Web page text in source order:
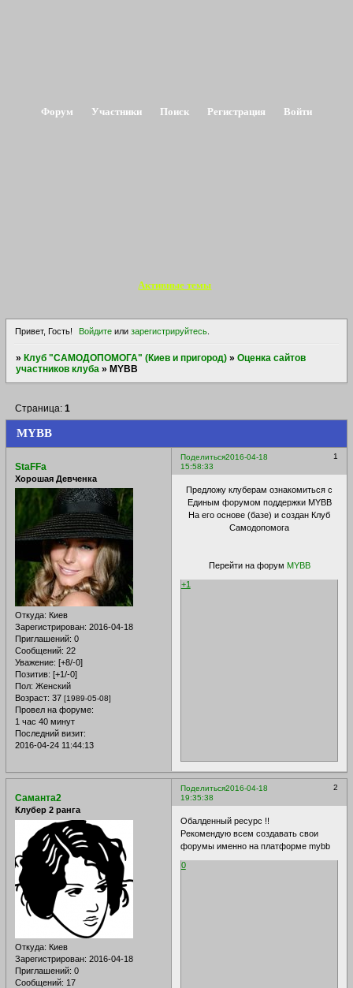
Форум Участники Поиск Регистрация Войти
Активные темы
Привет, Гость! Войдите илизарегистрируйтесь
» Клуб "САМОДОПОМОГА" (Киев и пригород) » Оценка сайтов
участников клуба » MYBB
MYBB
Страница: 1
Поделиться 1
2016-04-18
15:58:33
StaFFa
Хорошая Девченка
Откуда: Киев
Зарегистрирован: 2016-04-18
Приглашений: 0
Сообщений: 22
Уважение: [+8/-0]
Позитив: [+1/-0]
Пол: Женский
Возраст: 37 [1989-05-08]
Провел на форуме:
1 час 40 минут
Последний визит:
2016-04-24 11:44:13
Предложу клуберам ознакомиться с
Единым форумом поддержки MYBB
На его основе (базе) и создан Клуб
Самодопомога
Перейти на форум MYBB
+1
Поделиться 2
2016-04-18
19:35:38
Саманта2
Клубер 2 ранга
Откуда: Киев
Зарегистрирован: 2016-04-18
Приглашений: 0
Сообщений: 17
Обалденный ресурс !!
Рекомендую всем создавать свои
форумы именно на платформе mybb
0